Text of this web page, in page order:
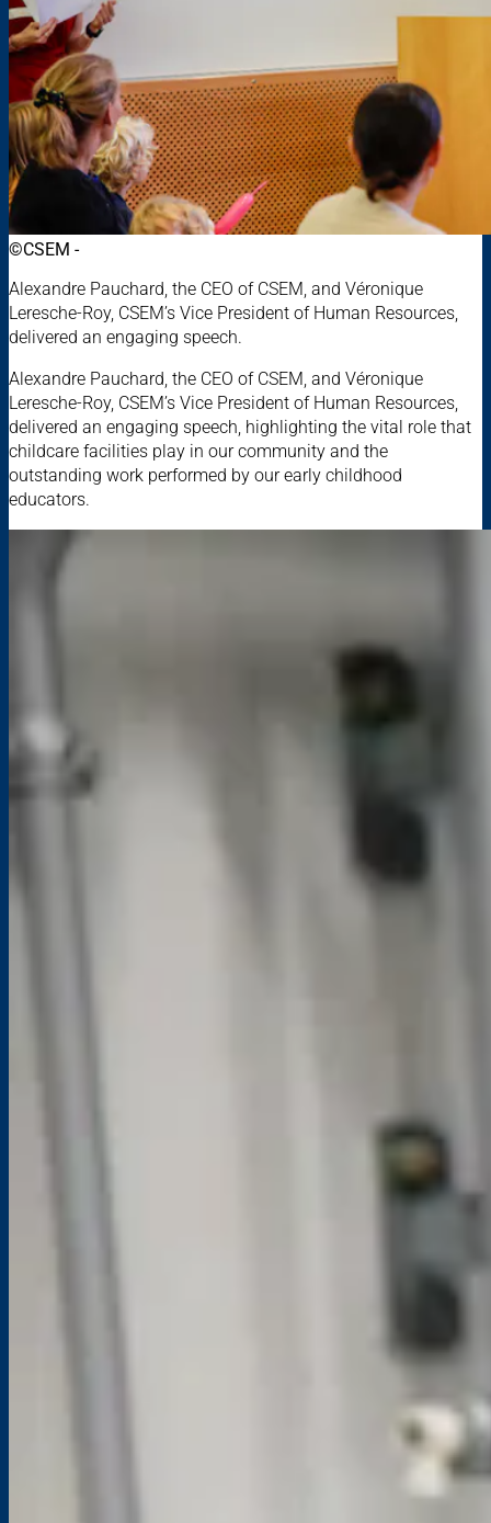
©CSEM -
Alexandre Pauchard, the CEO of CSEM, and Véronique
Leresche-Roy, CSEM’s Vice President of Human Resources,
delivered an engaging speech.
Alexandre Pauchard, the CEO of CSEM, and Véronique
Leresche-Roy, CSEM’s Vice President of Human Resources,
delivered an engaging speech, highlighting the vital role that
childcare facilities play in our community and the
outstanding work performed by our early childhood
educators.